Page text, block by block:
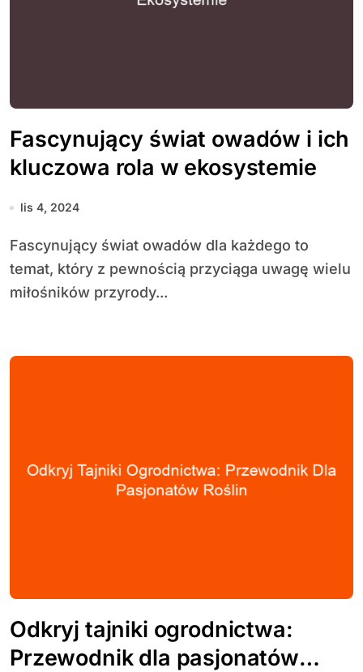
Fascynujący świat owadów i ich
kluczowa rola w ekosystemie
lis 4, 2024
Fascynujący świat owadów dla każdego to
temat, który z pewnością przyciąga uwagę wielu
miłośników przyrody...
Odkryj tajniki ogrodnictwa:
Przewodnik dla pasjonatów